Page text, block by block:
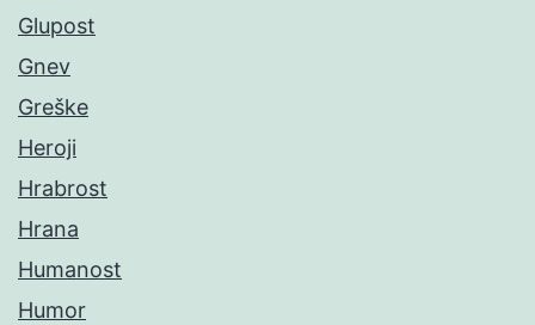
Glupost
Gnev
Greške
Heroji
Hrabrost
Hrana
Humanost
Humor